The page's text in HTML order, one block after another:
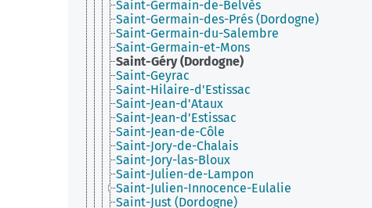
Saint-Germain-de-Belvès
Saint-Germain-des-Prés (Dordogne)
Saint-Germain-du-Salembre
Saint-Germain-et-Mons
Saint-Géry (Dordogne)
Saint-Geyrac
Saint-Hilaire-d'Estissac
Saint-Jean-d'Ataux
Saint-Jean-d'Estissac
Saint-Jean-de-Côle
Saint-Jory-de-Chalais
Saint-Jory-las-Bloux
Saint-Julien-de-Lampon
Saint-Julien-Innocence-Eulalie
Saint-Just (Dordogne)